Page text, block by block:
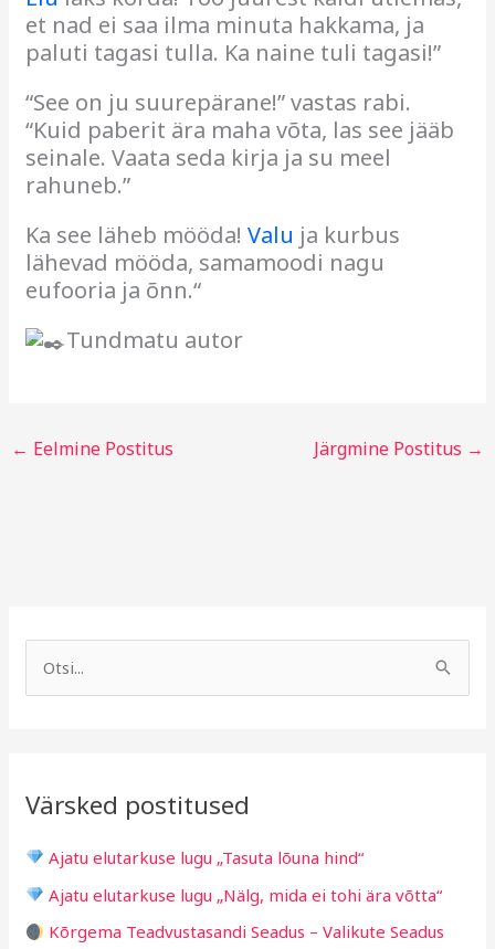
et nad ei saa ilma minuta hakkama, ja
paluti tagasi tulla. Ka naine tuli tagasi!”
“See on ju suurepärane!” vastas rabi.
“Kuid paberit ära maha võta, las see jääb
seinale. Vaata seda kirja ja su meel
rahuneb.”
Ka see läheb mööda!Valu ja kurbus
lähevad mööda, samamoodi nagu
eufooria ja õnn.“
Tundmatu autor
← Eelmine Postitus Järgmine Postitus →
c
o
r
Värsked postitused
Ajatu elutarkuse lugu „Tasuta lõuna hind“
Ajatu elutarkuse lugu „Nälg, mida ei tohi ära võtta“
Kõrgema Teadvustasandi Seadus – Valikute Seadus
g
i
d